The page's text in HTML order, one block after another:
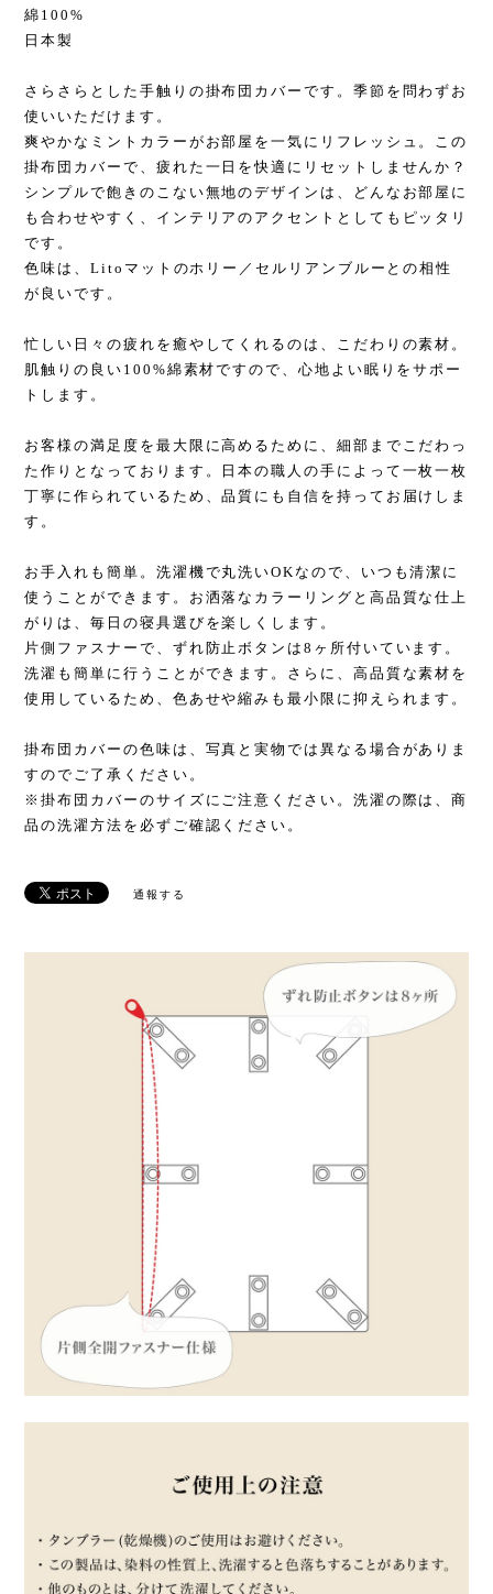
綿100%
日本製
さらさらとした手触りの掛布団カバーです。季節を問わずお
使いいただけます。
爽やかなミントカラーがお部屋を一気にリフレッシュ。この
掛布団カバーで、疲れた一日を快適にリセットしませんか？
シンプルで飽きのこない無地のデザインは、どんなお部屋に
も合わせやすく、インテリアのアクセントとしてもピッタリ
です。
色味は、Litoマットのホリー／セルリアンブルーとの相性
が良いです。
忙しい日々の疲れを癒やしてくれるのは、こだわりの素材。
肌触りの良い100%綿素材ですので、心地よい眠りをサポー
トします。
お客様の満足度を最大限に高めるために、細部までこだわっ
た作りとなっております。日本の職人の手によって一枚一枚
丁寧に作られているため、品質にも自信を持ってお届けしま
す。
お手入れも簡単。洗濯機で丸洗いOKなので、いつも清潔に
使うことができます。お洒落なカラーリングと高品質な仕上
がりは、毎日の寝具選びを楽しくします。
片側ファスナーで、ずれ防止ボタンは8ヶ所付いています。
洗濯も簡単に行うことができます。さらに、高品質な素材を
使用しているため、色あせや縮みも最小限に抑えられます。
掛布団カバーの色味は、写真と実物では異なる場合がありま
すのでご了承ください。
※掛布団カバーのサイズにご注意ください。洗濯の際は、商
品の洗濯方法を必ずご確認ください。
通報する